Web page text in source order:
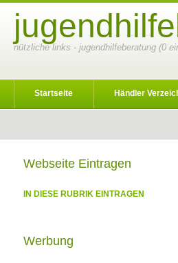
nützliche links - jugendhilfeberatung (0
Startseite Händler
Webseite Eintragen
IN DIESE RUBRIK EINTRAGEN
Werbung